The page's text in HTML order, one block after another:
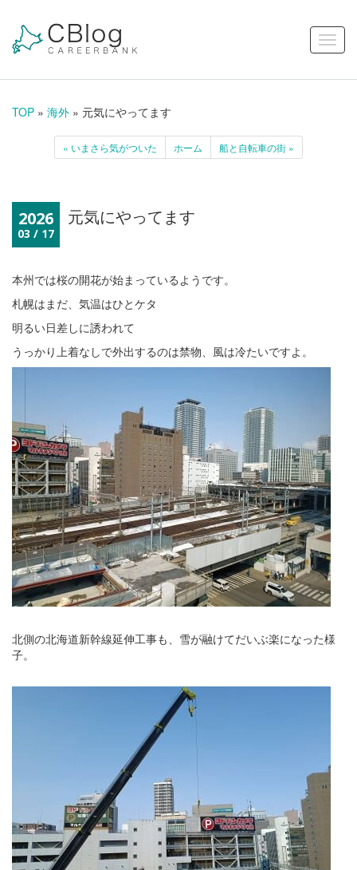
TOP » 海外 » 元気にやってます
« いまさら気がついた ホーム 船と自転車の街 »
2026
03 / 17
元気にやってます
本州では桜の開花が始まっているようです。
札幌はまだ、気温はひとケタ
明るい日差しに誘われて
うっかり上着なしで外出するのは禁物、風は冷たいですよ。
北側の北海道新幹線延伸工事も、雪が融けてだいぶ楽になった様
子。